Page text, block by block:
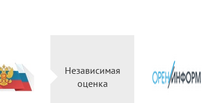
Независимая
оценка